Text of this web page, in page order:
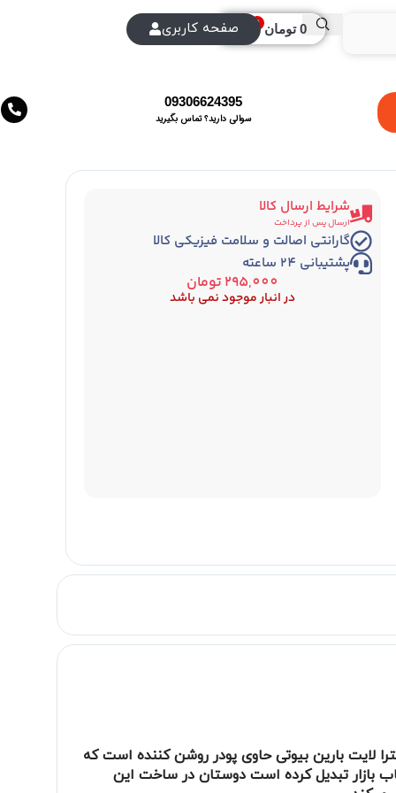
0 تومان 0 صفحه کاربری
09306624395
سوالی دارید؟ تماس بگیرید
شرایط ارسال کالا
ارسال پس از پرداخت
گارانتی اصالت و سلامت فیزیکی کالا
پشتیبانی 24 ساعته
295,000 تومان
در انبار موجود نمی باشد
لایت بارین بیوتی حاوی پودر روشن کننده است که
پوشاند. و ماندگاری 24 ساعت ان را به بهترین ضدآفتاب بازار تبدیل کرده است دوستان در ساخت این